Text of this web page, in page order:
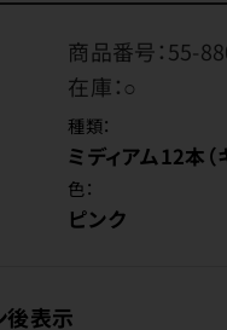
商品番号：55-
在庫：○
種類：
ミディアム12本（
色：
ピンク
後表示